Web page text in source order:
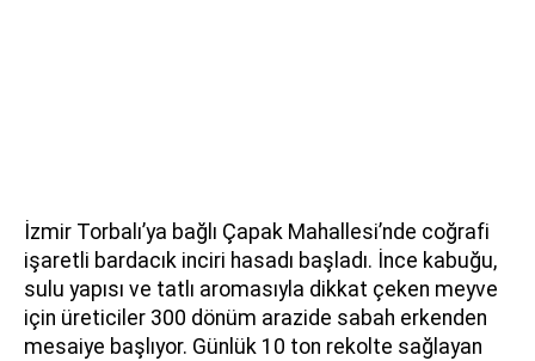
İzmir Torbalı’ya bağlı Çapak Mahallesi’nde coğrafi
işaretli bardacık inciri hasadı başladı. İnce kabuğu,
sulu yapısı ve tatlı aromasıyla dikkat çeken meyve
için üreticiler 300 dönüm arazide sabah erkenden
mesaiye başlıyor. Günlük 10 ton rekolte sağlayan